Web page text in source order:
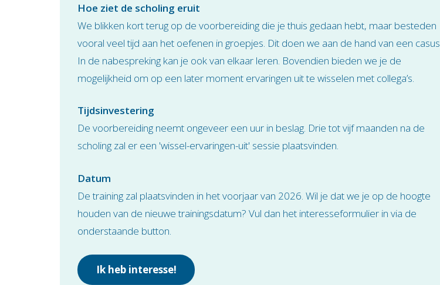
Hoe ziet de scholing eruit
We blikken kort terug op de voorbereiding die je thuis gedaan hebt, maar besteden
vooral veel tijd aan het oefenen in groepjes. Dit doen we aan de hand van een casus.
In de nabespreking kan je ook van elkaar leren. Bovendien bieden we je de
mogelijkheid om op een later moment ervaringen uit te wisselen met collega’s.
Tijdsinvestering
De voorbereiding neemt ongeveer een uur in beslag. Drie tot vijf maanden na de
scholing zal er een 'wissel-ervaringen-uit' sessie plaatsvinden.
Datum
De training zal plaatsvinden in het voorjaar van 2026. Wil je dat we je op de hoogte
houden van de nieuwe trainingsdatum? Vul dan het interesseformulier in via de
onderstaande button.
Ik heb interesse!